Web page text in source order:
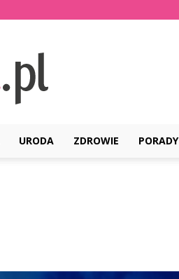
URODA ZDROWIE PORADY